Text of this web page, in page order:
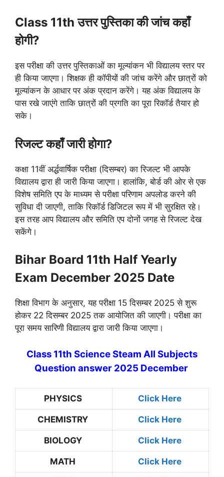
Class 11th उत्तर पुस्तिका की जांच कहाँ
होगी?
इस परीक्षा की उत्तर पुस्तिकाओं का मूल्यांकन भी विद्यालय स्तर पर
ही किया जाएगा। शिक्षक ही कॉपीयों की जांच करेंगे और छात्रों को
मूल्यांकन के आधार पर अंक प्रदान करेंगे। यह अंक विद्यालय के
पास रखे जाएंगे ताकि छात्रों की प्रगति का पूरा रिकॉर्ड तैयार हो
सके।
रिजल्ट कहाँ जारी होगा?
कक्षा 11वीं अर्द्धवार्षिक परीक्षा (दिसम्बर) का रिजल्ट भी आपके
विद्यालय द्वारा ही जारी किया जाएगा। हालांकि, बोर्ड की ओर से एक
विशेष समिति एप के माध्यम से परीक्षा परिणाम अपलोड करने की
सुविधा दी जाएगी, ताकि रिकॉर्ड डिजिटल रूप में भी सुरक्षित रहे।
इस तरह आप विद्यालय और समिति एप दोनों जगह से रिजल्ट देख
सकेंगे।
Bihar Board 11th Half Yearly
Exam December 2025 Date
शिक्षा विभाग के अनुसार, यह परीक्षा 15 दिसम्बर 2025 से शुरू
होकर 22 दिसम्बर 2025 तक आयोजित की जाएगी। परीक्षा का
पूरा समय सारिणी विद्यालय द्वारा जारी किया जाएगा।
Class 11th Science Steam All Subjects
Question answer 2025 December
PHYSICS Click Here
CHEMISTRY Click Here
BIOLOGY Click Here
MATH Click Here